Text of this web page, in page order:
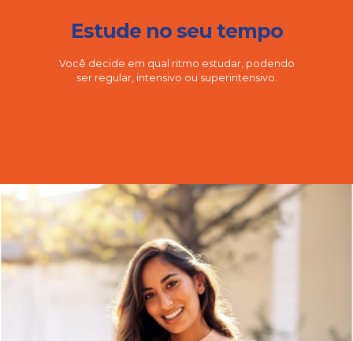
Estude no seu tempo
Você decide em qual ritmo estudar, podendo
ser regular, intensivo ou superintensivo.